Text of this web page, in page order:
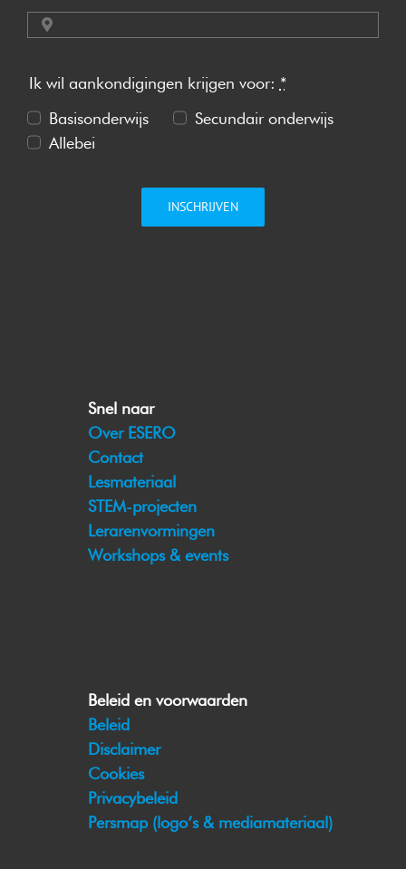
Ik wil aankondigingen krijgen voor: *
Basisonderwijs
Secundair onderwijs
Allebei
INSCHRIJVEN
Snel naar
Over ESERO
Contact
Lesmateriaal
STEM-projecten
Lerarenvormingen
Workshops & events
Beleid en voorwaarden
Beleid
Disclaimer
Cookies
Privacybeleid
Persmap (logo’s & mediamateriaal)